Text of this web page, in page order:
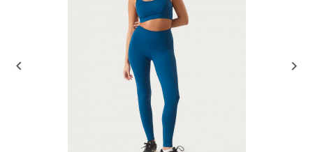
 